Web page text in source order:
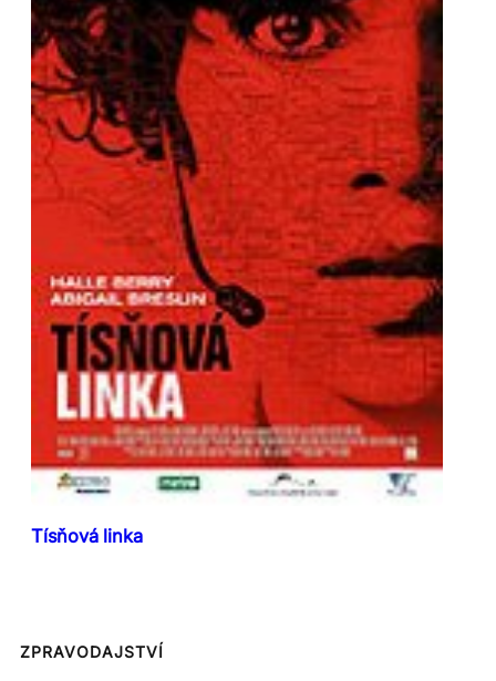
Tísňová linka
ZPRAVODAJSTVÍ